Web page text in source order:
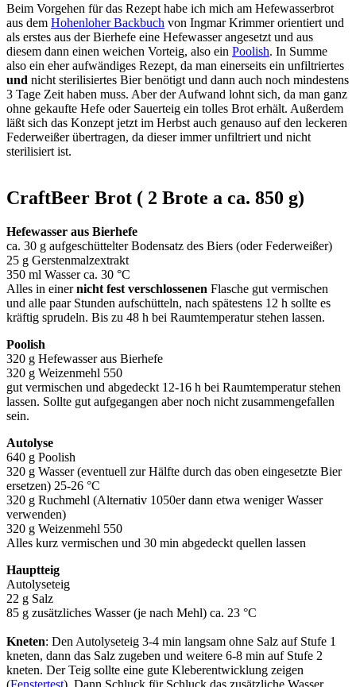
Beim Vorgehen für das Rezept habe ich mich am Hefewasserbrot
aus dem Hohenloher Backbuch von Ingmar Krimmer orientiert und
als erstes aus der Bierhefe eine Hefewasser angesetzt und aus
diesem dann einen weichen Vorteig, also ein Poolish. In Summe
also ein eher aufwändiges Rezept, da man einerseits ein unfiltriertes
und nicht sterilisiertes Bier benötigt und dann auch noch mindestens
3 Tage Zeit haben muss. Aber der Aufwand lohnt sich, da man ganz
ohne gekaufte Hefe oder Sauerteig ein tolles Brot erhält. Außerdem
läßt sich das Konzept jetzt im Herbst auch genauso auf den leckeren
Federweißer übertragen, da dieser immer unfiltriert und nicht
sterilisiert ist.
CraftBeer Brot ( 2 Brote a ca. 850 g)
Hefewasser aus Bierhefe
ca. 30 g aufgeschüttelter Bodensatz des Biers (oder Federweißer)
25 g Gerstenmalzextrakt
350 ml Wasser ca. 30 °C
Alles in einernicht fest verschlossenen Flasche gut vermischen
und alle paar Stunden aufschütteln, nach spätestens 12 h sollte es
kräftig sprudeln. Bis zu 48 h bei Raumtemperatur stehen lassen.
Poolish
320 g Hefewasser aus Bierhefe
320 g Weizenmehl 550
gut vermischen und abgedeckt 12-16 h bei Raumtemperatur stehen
lassen. Sollte gut aufgegangen aber noch nicht zusammengefallen
sein.
Autolyse
640 g Poolish
320 g Wasser (eventuell zur Hälfte durch das oben eingesetzte Bier
ersetzen) 25-26 °C
320 g Ruchmehl (Alternativ 1050er dann etwa weniger Wasser
verwenden)
320 g Weizenmehl 550
Alles kurz vermischen und 30 min abgedeckt quellen lassen
Hauptteig
Autolyseteig
22 g Salz
85 g zusätzliches Wasser (je nach Mehl) ca. 23 °C
Kneten: Den Autolyseteig 3-4 min langsam ohne Salz auf Stufe 1
kneten, dann das Salz zugeben und weitere 6-8 min auf Stufe 2
kneten. Der Teig sollte eine gute Kleberentwicklung zeigen
(Fenstertest). Dann Schluck für Schluck das zusätzliche Wasser